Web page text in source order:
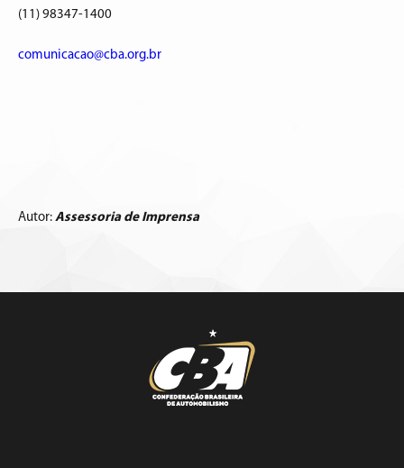
(11) 98347-1400
comunicacao@cba.org.br
Autor: Assessoria de Imprensa